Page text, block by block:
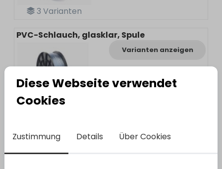
3 Varianten
PVC-Schlauch, glasklar, Spule
Varianten anzeigen
Kunststoff-Spiralschlauch, Spule
Diese Webseite verwendet
Cookies
Zustimmung Details Über Cookies